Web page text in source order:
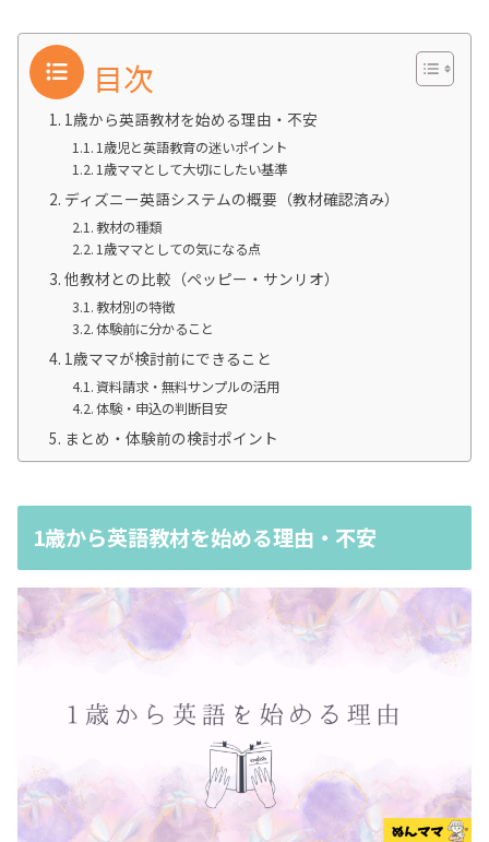
目次
1歳から英語教材を始める理由・不安
1歳児と英語教育の迷いポイント
1歳ママとして大切にしたい基準
ディズニー英語システムの概要（教材確認済み）
教材の種類
1歳ママとしての気になる点
他教材との比較（ペッピー・サンリオ）
教材別の特徴
体験前に分かること
1歳ママが検討前にできること
資料請求・無料サンプルの活用
体験・申込の判断目安
まとめ・体験前の検討ポイント
1歳から英語教材を始める理由・不安